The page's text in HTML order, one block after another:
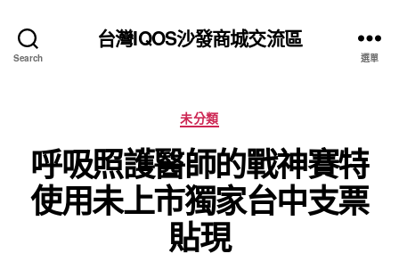
Search
台灣IQOS沙發商城交流區
選單
分
類
未分類
呼吸照護醫師的戰神賽特
使用未上市獨家台中支票
貼現